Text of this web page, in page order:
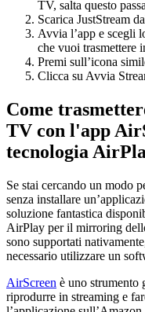
TV, salta questo
Scarica JustStream
Avvia l’app e scegli
che vuoi trasmettere
Premi sull’icona
Clicca su Avvia
Come
TV con l'app
tecnologia
Se stai cercando un modo
senza installare
soluzione fantastica
AirPlay per il mirroring
sono supportati
necessario utilizzare un
AirScreen è uno strumento
riprodurre in streaming e